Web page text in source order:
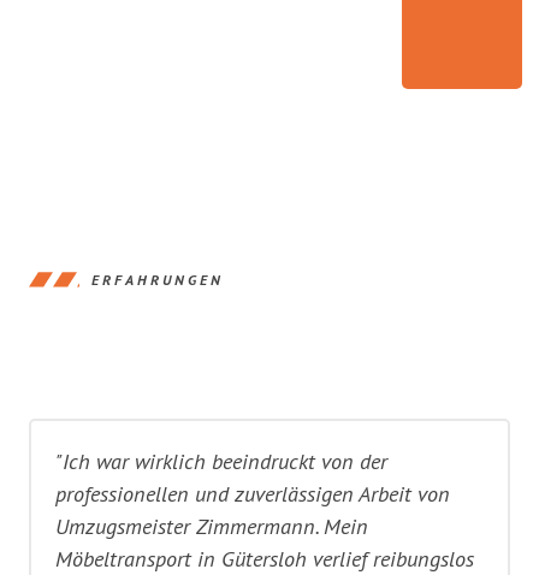
ERFAHRUNGEN
"Ich war wirklich beeindruckt von der
professionellen und zuverlässigen Arbeit von
Umzugsmeister Zimmermann. Mein
Möbeltransport in Gütersloh verlief reibungslos